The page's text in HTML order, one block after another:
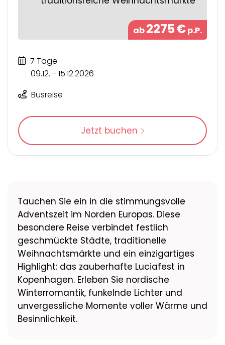
ab2275€p.P.
7 Tage
09.12. - 15.12.2026
Busreise
Jetzt buchen
Tauchen Sie ein in die stimmungsvolle
Adventszeit im Norden Europas. Diese
besondere Reise verbindet festlich
geschmückte Städte, traditionelle
Weihnachtsmärkte und ein einzigartiges
Highlight: das zauberhafte Luciafest in
Kopenhagen. Erleben Sie nordische
Winterromantik, funkelnde Lichter und
unvergessliche Momente voller Wärme und
Besinnlichkeit.